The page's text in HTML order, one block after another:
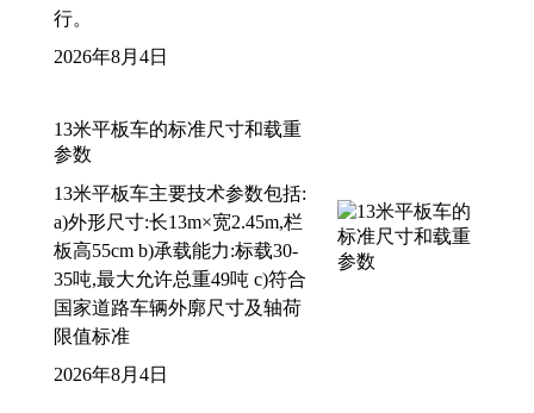
行。
2026年8月4日
13米平板车的标准尺寸和载重
参数
13米平板车主要技术参数包括:
a)外形尺寸:长13m×宽2.45m,栏
板高55cm b)承载能力:标载30-
35吨,最大允许总重49吨 c)符合
国家道路车辆外廓尺寸及轴荷
限值标准
2026年8月4日